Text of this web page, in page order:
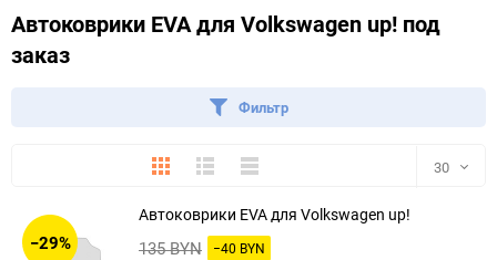
Автоковрики EVA для Volkswagen up! под
заказ
Фильтр
ПлиткаПодробноКомпактно 30
−29%
Автоковрики EVA для Volkswagen up!
135 BYN −40 BYN